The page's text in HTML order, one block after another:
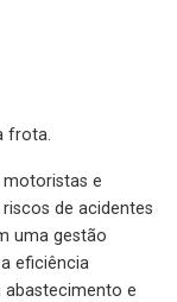
frota.
e
de acidentes
uma gestão
eficiência
e